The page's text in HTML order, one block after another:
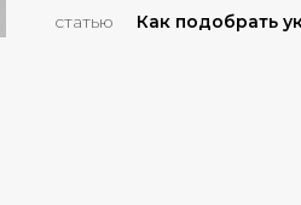
статью Как подобрать